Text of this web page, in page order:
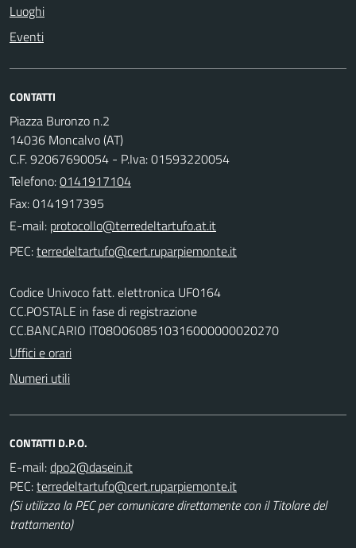
Luoghi
Eventi
CONTATTI
Piazza Buronzo n.2
14036 Moncalvo (AT)
C.F. 92067690054 - P.Iva: 01593220054
Telefono:0141917104
Fax: 0141917395
E-mail:
PEC:
Codice Univoco fatt. elettronica UF0164
CC.POSTALE in fase di registrazione
CC.BANCARIO IT08O0608510316000000020270
Uffici e orari
Numeri utili
CONTATTI D.P.O.
E-mail:
PEC:
(Si utilizza la PEC per comunicare direttamente con il Titolare del
trattamento)